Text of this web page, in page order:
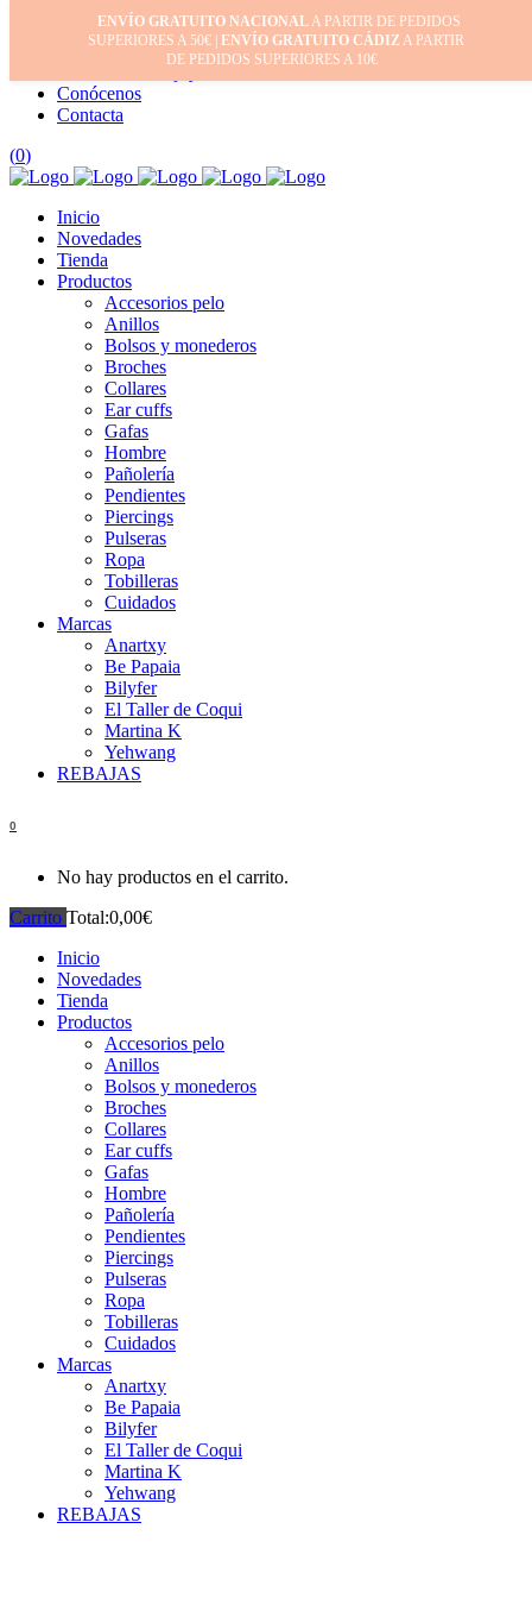
Inicio
Mi cuenta
Conócenos
Contacta
(0)
Inicio
Novedades
Tienda
Productos
Accesorios pelo
Anillos
Bolsos y monederos
Broches
Collares
Ear cuffs
Gafas
Hombre
Pañolería
Pendientes
Piercings
Pulseras
Ropa
Tobilleras
Cuidados
Marcas
Anartxy
Be Papaia
Bilyfer
El Taller de Coqui
Martina K
Yehwang
REBAJAS
0
No hay productos en el carrito.
Carrito Total:0,00€
Inicio
Novedades
Tienda
Productos
Accesorios pelo
Anillos
Bolsos y monederos
Broches
Collares
Ear cuffs
Gafas
Hombre
Pañolería
Pendientes
Piercings
Pulseras
Ropa
Tobilleras
Cuidados
Marcas
Anartxy
Be Papaia
Bilyfer
El Taller de Coqui
Martina K
Yehwang
REBAJAS
ENVÍO GRATUITO NACIONALA PARTIR DE PEDIDOS
SUPERIORES A 50€ | ENVÍO GRATUITO CÁDIZA PARTIR
DE PEDIDOS SUPERIORES A 10€